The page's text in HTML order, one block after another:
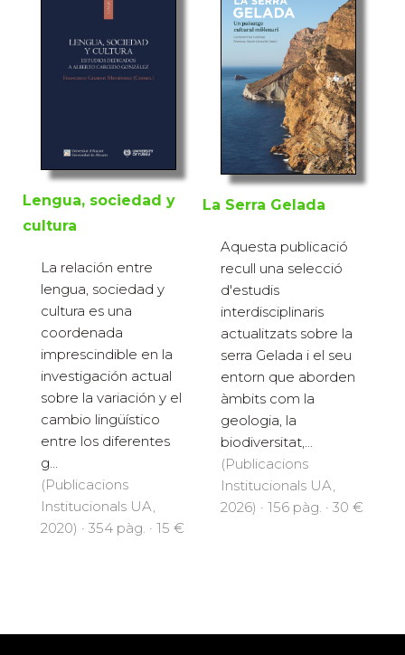
Lengua, sociedad y
cultura
La relación entre
lengua, sociedad y
cultura es una
coordenada
imprescindible en la
investigación actual
sobre la variación y el
cambio lingüístico
entre los diferentes
g...
(Publicacions
Institucionals UA,
2020) · 354 pàg. · 15 €
La Serra Gelada
Aquesta publicació
recull una selecció
d'estudis
interdisciplinaris
actualitzats sobre la
serra Gelada i el seu
entorn que aborden
àmbits com la
geologia, la
biodiversitat,...
(Publicacions
Institucionals UA,
2026) · 156 pàg. · 30 €